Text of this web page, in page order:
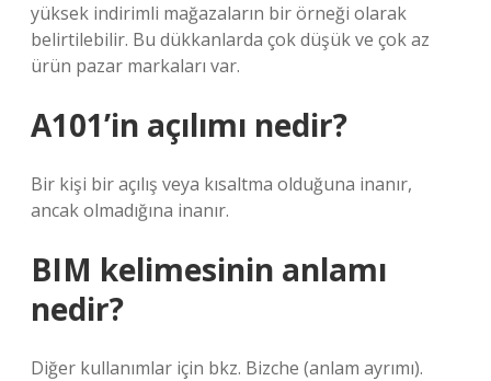
yüksek indirimli mağazaların bir örneği olarak
belirtilebilir. Bu dükkanlarda çok düşük ve çok az
ürün pazar markaları var.
A101’in açılımı nedir?
Bir kişi bir açılış veya kısaltma olduğuna inanır,
ancak olmadığına inanır.
BIM kelimesinin anlamı
nedir?
Diğer kullanımlar için bkz. Bizche (anlam ayrımı).